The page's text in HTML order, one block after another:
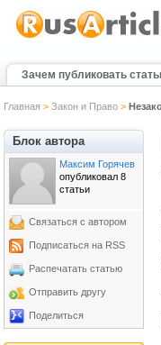
Зачем публиковать
Главная > Закон и Право>
Блок автора
Максим Горячев
опубликовал 8
статьи
Связаться с автором
Подписаться на RSS
Распечатать статью
Отправить другу
Поделиться